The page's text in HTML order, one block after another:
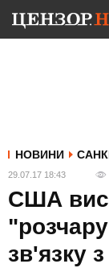
НОВИНИ
29.07.17 18:43
США
зв'язку